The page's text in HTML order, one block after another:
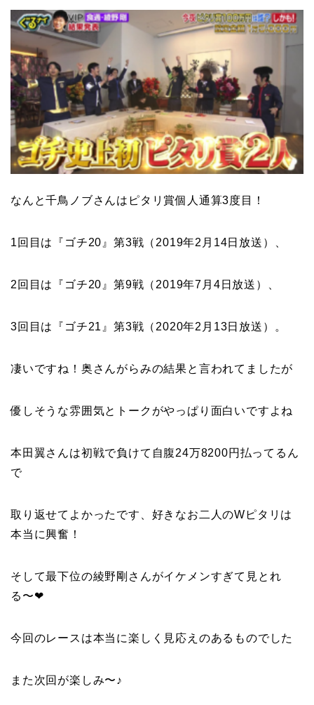
なんと千鳥ノブさんはピタリ賞個人通算3度目！
1回目は『ゴチ20』第3戦（2019年2月14日放送）、
2回目は『ゴチ20』第9戦（2019年7月4日放送）、
3回目は『ゴチ21』第3戦（2020年2月13日放送）。
凄いですね！奥さんがらみの結果と言われてましたが
優しそうな雰囲気とトークがやっぱり面白いですよね
本田翼さんは初戦で負けて自腹24万8200円払ってるん
で
取り返せてよかったです、好きなお二人のWピタリは
本当に興奮！
そして最下位の綾野剛さんがイケメンすぎて見とれ
る〜❤︎
今回のレースは本当に楽しく見応えのあるものでした
また次回が楽しみ〜♪